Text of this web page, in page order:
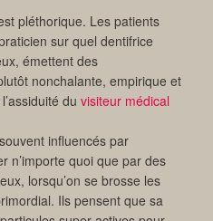
pléthorique. Les patients
sur quel dentifrice
émettent des
nonchalante, empirique et
du visiteur médical
influencés par
n’importe quoi que par des
lorsqu’on se brosse les
Ils pensent que sa